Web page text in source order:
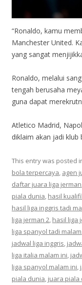
“Ronaldo, kamu
Manchester United.
yang sangat
Ronaldo, melalui
tengah berusaha
guna dapat
Atletico Madrid,
diklaim akan jadi klub
This entry was posted
bola terpercaya, agen
daftar juara liga jerman
piala dunia, hasil
hasil liga inggris tadi
liga jerman 2, hasil liga
liga spanyol tadi malam
jadwal liga inggris,
liga italia malam ini,
liga spanyol malam ini,
piala dunia, juara piala